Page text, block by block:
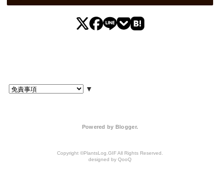
▼
Powered by Blogger.
PlantsLog.GIF
QooQ